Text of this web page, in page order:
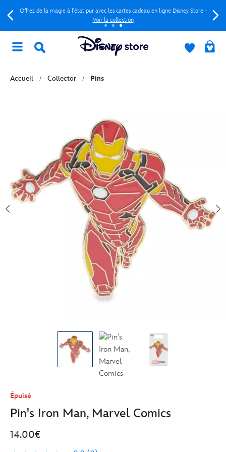
Offrez de la magie à l'état pur avec les cartes cadeau en ligne Disney Store -
Voir la collection
Accueil Collector Pins
Épuisé
Pin's Iron Man, Marvel Comics
14.00€